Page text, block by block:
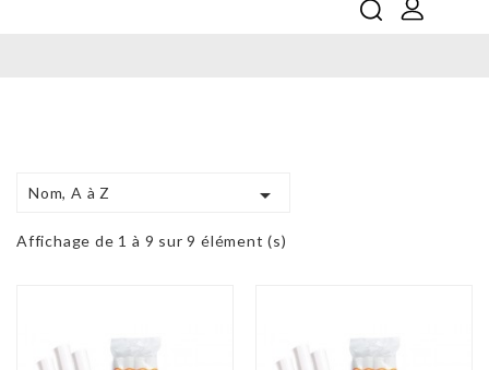
Nom, A à Z 
Affichage de 1 à 9 sur 9 élément (s)